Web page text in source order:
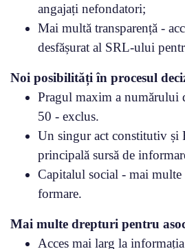
angajați nefondatori;
Mai multă transparență -
desfășurat al SRL-ului
Noi posibilități în procesul
Pragul maxim a numărului
50 - exclus.
Un singur act constitutiv și
principală sursă de
Capitalul social - mai
formare.
Mai multe drepturi pentru
Acces mai larg la